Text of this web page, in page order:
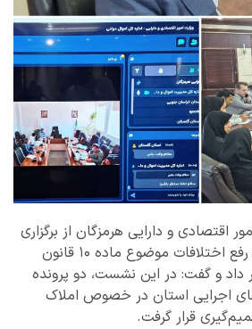
اقتصادی و دارایی هرمزگان از برگزاری
چهارمین جلسه کارگروه رفع اختلافات موضوع ماده ۱۰ قانون
و گفت: در این نشست، دو پرونده
اجرایی استان در خصوص املاک
قرار گرفت.